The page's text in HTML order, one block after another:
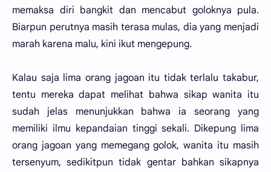
memaksa diri bangkit dan mencabut goloknya pula.
Biarpun perutnya masih terasa mulas, dia yang menjadi
marah karena malu, kini ikut mengepung.
Kalau saja lima orang jagoan itu tidak terlalu takabur,
tentu mereka dapat melihat bahwa sikap wanita itu
sudah jelas menunjukkan bahwa ia seorang yang
memiliki ilmu kepandaian tinggi sekali. Dikepung lima
orang jagoan yang memegang golok, wanita itu masih
tersenyum, sedikitpun tidak gentar bahkan sikapnya